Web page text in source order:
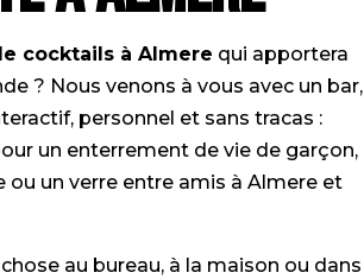
cocktails à Almere qui apportera
? Nous venons à vous avec un bar,
personnel et sans tracas :
un enterrement de vie de garçon,
ou un verre entre amis à Almere et
au bureau, à la maison ou dans